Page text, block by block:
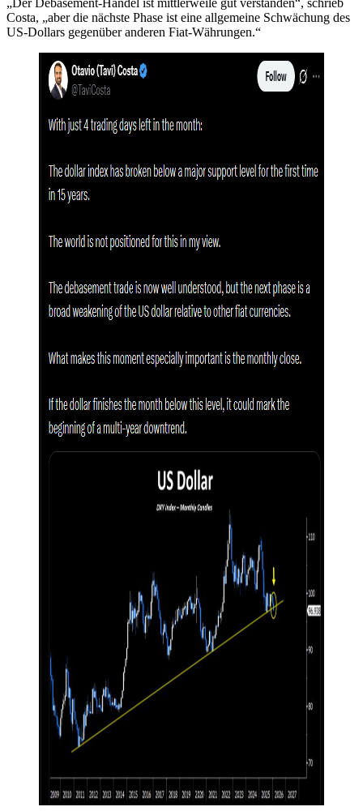
Costa, „aber die nächste Phase ist eine allgemeine Schwächung des
US-Dollars gegenüber anderen Fiat-Währungen.“